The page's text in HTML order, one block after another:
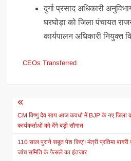
दुर्गा प्रसाद अधिकारी
घरघोड़ा को जिला पंचायत
कार्यपालन अधिकारी नियुक्त
CEOs Transferred
Post
navigation
CM विष्णु देव साय आज कवर्धा में BJP के नए जिला
कार्यकर्ताओं को देंगे बड़ी सौगात
110 साल पुराने सबूत पेश किए’! मंत्री प्रतिमा
जांच समिति के फैसले का इंतजार